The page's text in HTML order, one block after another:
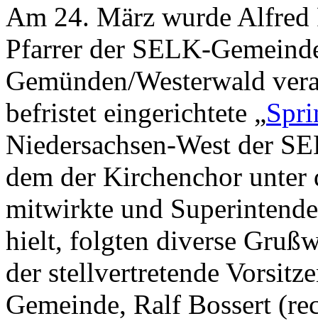
Am 24. März wurde Alfred
Pfarrer der SELK-
Gemünden/Westerwald
befristet eingerichtete „
Niedersachsen-West der
dem der Kirchenchor
mitwirkte und
hielt, folgten diverse
der stellvertretende
Gemeinde, Ralf Bossert